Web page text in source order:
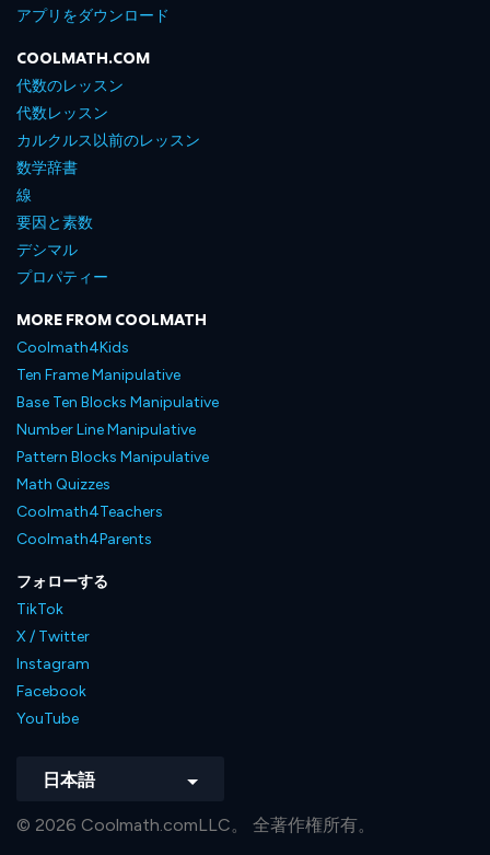
アプリをダウンロード
COOLMATH.COM
代数のレッスン
代数レッスン
カルクルス以前のレッスン
数学辞書
線
要因と素数
デシマル
プロパティー
MORE FROM COOLMATH
Coolmath4Kids
Ten Frame Manipulative
Base Ten Blocks Manipulative
Number Line Manipulative
Pattern Blocks Manipulative
Math Quizzes
Coolmath4Teachers
Coolmath4Parents
フォローする
TikTok
X / Twitter
Instagram
Facebook
YouTube
日本語
© 2026 Coolmath.comLLC。 全著作権所有。